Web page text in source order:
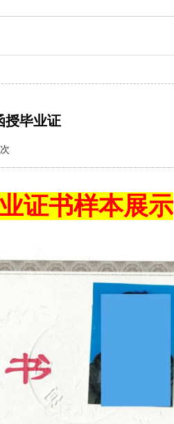
授毕业证
次
证书样本展示